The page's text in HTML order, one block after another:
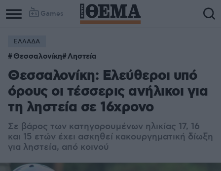
Games
ΕΛΛΑΔΑ
Θεσσαλονίκη Ληστεία
Θεσσαλονίκη: Ελεύθεροι υπό
όρους οι τέσσερις ανήλικοι για
τη ληστεία σε 16χρονο
Σε βάρος των κατηγορουμένων ηλικίας 17, 16
και 15 ετών έχει ασκηθεί κακουργηματική δίωξη
για ληστεία, από κοινού